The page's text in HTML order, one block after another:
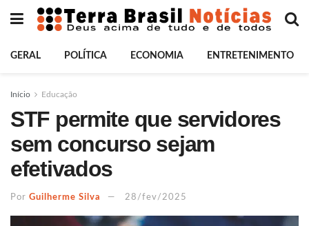
GERAL POLÍTICA ECONOMIA ENTRETENIMENTO
Início Educação
STF permite que servidores
sem concurso sejam
efetivados
Por Guilherme Silva 28/fev/2025